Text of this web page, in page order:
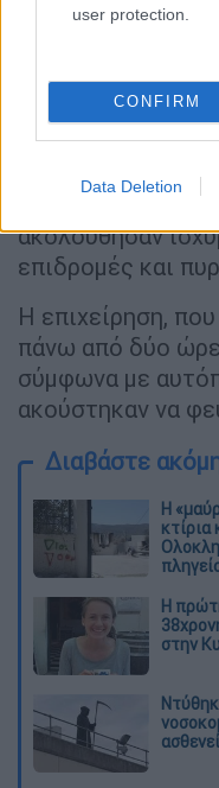
user protection.
CONFIRM
Data Deletion
Η επιχείρηση
μετέδωσε το
σκοτώθηκαν
χώρα κοντά στην
Ιντλίμπ
, περιοχή
κοντά στα σύνορα
ακολούθησαν
επιδρομές και
Η επιχείρηση,
πάνω από δύο
σύμφωνα με
ακούστηκαν να
Διαβάστε
Η
κτίρια
Η
στην